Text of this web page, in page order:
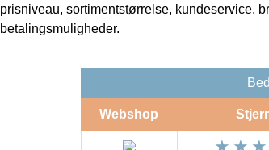
prisniveau, sortimentstørrelse, kundeservice,
betalingsmuligheder.
Webshop